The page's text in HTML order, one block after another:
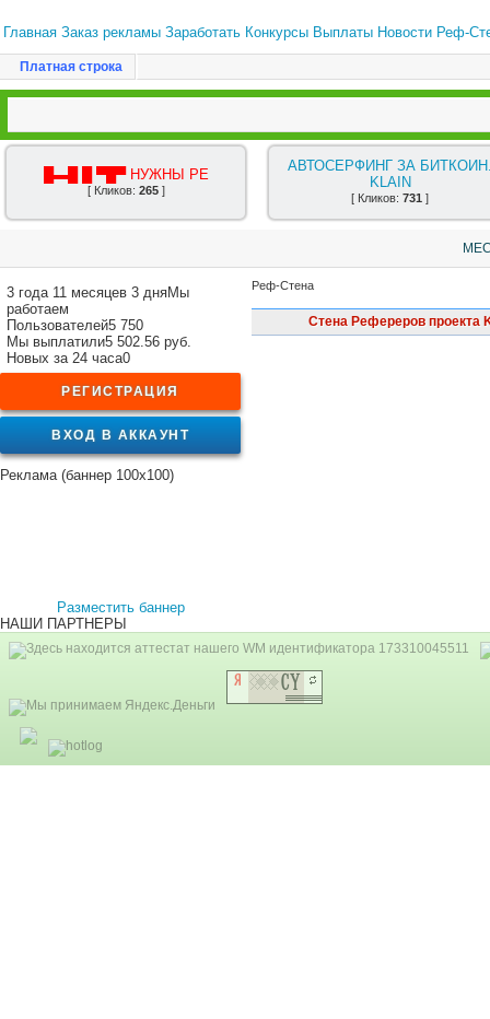
Главная Заказ рекламы Заработать Конкурсы Выплаты Новости Реф-
Платная строка
█▬█ █ ▀█▀ НУЖНЫ РЕ
[ Кликов: 265]
АВТОСЕРФИНГ ЗА
KLAIN
[ Кликов: 731 ]
3 года 11 месяцев 3 дняМы
работаем
Пользователей5 750
Мы выплатили5 502.56 руб.
Новых за 24 часа0
РЕГИСТРАЦИЯ
ВХОД В АККАУНТ
Реклама (баннер 100x100)
Разместить баннер
НАШИ ПАРТНЕРЫ
Реф-Стена
Стена Рефереров проекта